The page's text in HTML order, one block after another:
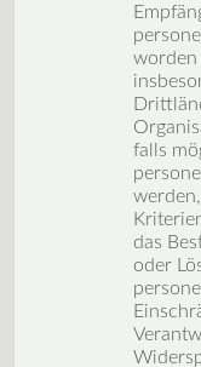
worden
falls
das
oder